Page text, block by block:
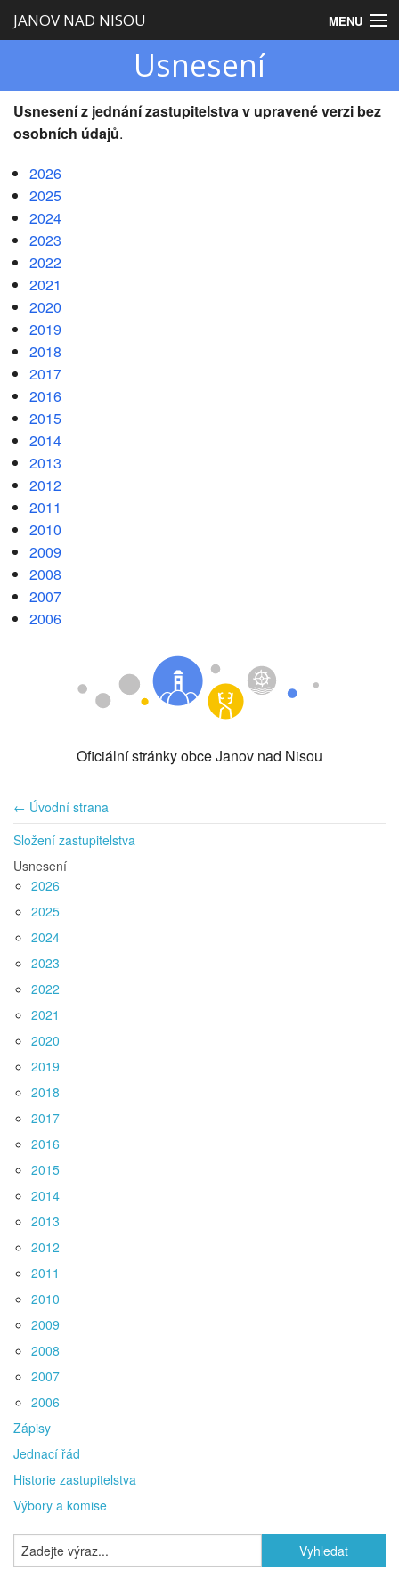
JANOV NAD NISOU MENU
Zastupitelstvo
Obec
Turistika
Usnesení
Usnesení z jednání zastupitelstva v upravené verzi bez
osobních údajů.
2026
2025
2024
2023
2022
2021
2020
2019
2018
2017
2016
2015
2014
2013
2012
2011
2010
2009
2008
2007
2006
Oficiální stránky obce Janov nad Nisou
← Úvodní strana
Složení zastupitelstva
Usnesení
2026
2025
2024
2023
2022
2021
2020
2019
2018
2017
2016
2015
2014
2013
2012
2011
2010
2009
2008
2007
2006
Zápisy
Jednací řád
Historie zastupitelstva
Výbory a komise